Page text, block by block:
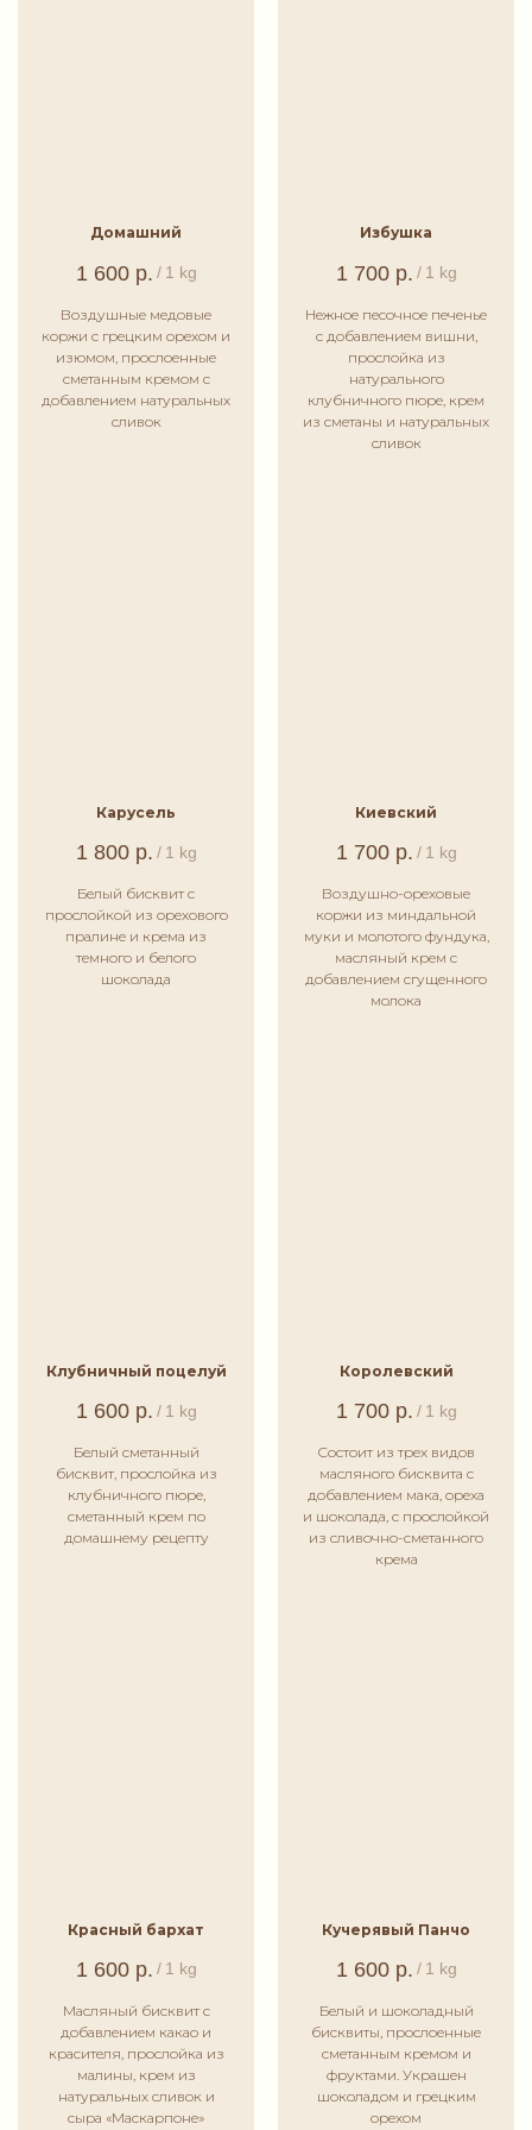
Домашний
1 600 р. / 1 kg
Воздушные медовые
коржи с грецким орехом и
изюмом, прослоенные
сметанным кремом с
добавлением натуральных
сливок
Избушка
1 700 р. / 1 kg
Нежное песочное печенье
с добавлением вишни,
прослойка из
натурального
клубничного пюре, крем
из сметаны и натуральных
сливок
Карусель
1 800 р. / 1 kg
Белый бисквит с
прослойкой из орехового
пралине и крема из
темного и белого
шоколада
Киевский
1 700 р. / 1 kg
Воздушно-ореховые
коржи из миндальной
муки и молотого фундука,
масляный крем с
добавлением сгущенного
молока
Клубничный поцелуй
1 600 р. / 1 kg
Белый сметанный
бисквит, прослойка из
клубничного пюре,
сметанный крем по
домашнему рецепту
Королевский
1 700 р. / 1 kg
Состоит из трех видов
масляного бисквита с
добавлением мака, ореха
и шоколада, с прослойкой
из сливочно-сметанного
крема
Красный бархат
1 600 р. / 1 kg
Масляный бисквит с
добавлением какао и
красителя, прослойка из
малины, крем из
натуральных сливок и
сыра «Маскарпоне»
Кучерявый Панчо
1 600 р. / 1 kg
Белый и шоколадный
бисквиты, прослоенные
сметанным кремом и
фруктами. Украшен
шоколадом и грецким
орехом